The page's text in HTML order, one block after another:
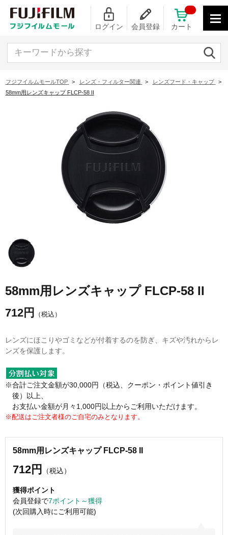
ログイン 会員登録
フジフイルムモールTOP > レンズ・フィルター関連 > レンズフード・キャップ
>
58mm用レンズキャップ FLCP-58 II
58mm用レンズキャップ FLCP-58 II
712円 （税込）
レンズにほこりやゴミなどが付着するのを防ぎ、キズや汚れからレ
ンズを保護します。
※合計ご注文金額が30,000円（税込、クーポン・ポイント値引き
後）以上、
お支払い金額が月々1,000円以上からご利用いただけます。
※配送はご注文者様のご自宅のみとなります。
58mm用レンズキャップ FLCP-58 II
712円 （税込）
獲得ポイント
会員登録で7ポイント～獲得
(次回購入時にご利用可能)